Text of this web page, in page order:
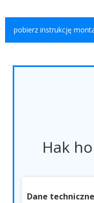
pobierz instrukcję
Hak
Dane